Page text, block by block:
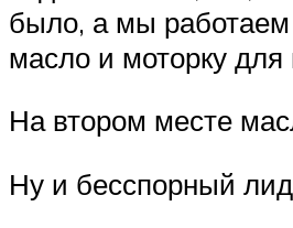
было, а мы работаем
масло и моторку для
На втором месте
Ну и бесспорный